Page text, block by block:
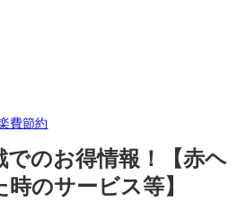
費節約
でのお得情報！【赤ヘ
のサービス等】